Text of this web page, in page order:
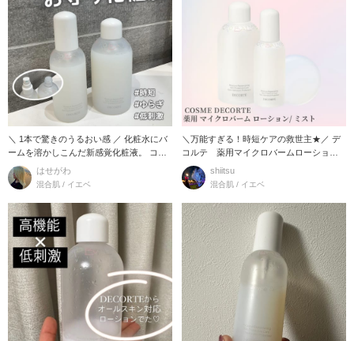
＼ 1本で驚きのうるおい感 ／ 化粧水にバ
ームを溶かしこんだ新感覚化粧液。 コス
メデコ
はせがわ
混合肌 / イエベ
＼万能すぎる！時短ケアの救世主★／ デ
コルテ 薬用マイクロバームローション/
ミスト 「高
shiitsu
混合肌 / イエベ